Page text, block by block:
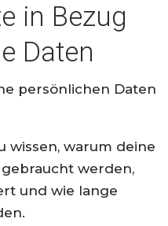
in Bezug
Daten
persönlichen Daten
wissen, warum deine
werden,
und wie lange